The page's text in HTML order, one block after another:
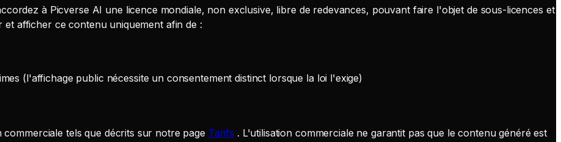
à Picverse AI une licence mondiale, non exclusive, libre de redevances, pouvant faire l'objet de sous-licences et
afficher ce contenu uniquement afin de :
(l'affichage public nécessite un consentement distinct lorsque la loi l'exige)
tels que décrits sur notre page Tarifs . L'utilisation commerciale ne garantit pas que le contenu généré est